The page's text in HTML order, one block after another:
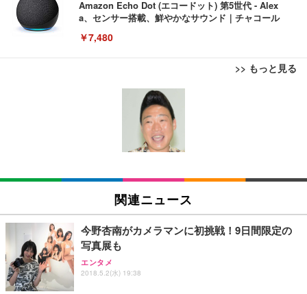
Amazon Echo Dot (エコードット) 第5世代 - Alex
a、センサー搭載、鮮やかなサウンド｜チャコール
￥7,480
>> もっと見る
[EdoErgo] オフィスチェア 椅子 テレワーク 疲れな
い 跳ね上げ式アームレスト コンパクト 約105度ロッ
キング pc 事務椅子 360度回転 座面昇降 強化ナイロ
ン樹脂ベース 通気性メッシュ 在宅ワーク H-WY01
(黒網+黒枠+黒足)
SIHOO B100 オフィスチェア／デスクチェア メッシ
ュチェア 人間工学 疲れない ブラック
￥27,999
Sezlife オフィスチェア デスクチェア 疲れない テレ
ワーク チェア 強化バックレスト 30度ロッキング機
能 人間工学 椅子 腰サポート 90度跳ね上げ式アーム
EIZO ビジネス向けプレミアムモニター | FlexScan
EV3240X-WT | 31.5型4K UHD・USB Type-C・ホワ
EIZO ビジネス向けプレミアムモニター | FlexScan
￥109,572
【純正品】27"ゲーミングモニター DualSense 充電
フック付き（CFI-ZDM1J）
Amazonベーシック ペットシーツ 薄型 レギュラー 1
回使い捨て 無香料 ホワイト 300枚
Amazonベーシック ペットシーツ 厚型 ワイド 42枚
x2袋(84枚) ホワイト(吸収面:ライトブルー)
￥3,234
ネオ・ルーライフ ネオ・オムツ L 中型犬用 26枚入
り 単品
関連ニュース
今野杏南がカメラマンに初挑戦！9日間限定の
写真展も
エンタメ
2018.5.2(水) 19:38